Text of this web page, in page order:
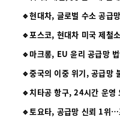
🔹현대차, 글로벌 수소 공급
🔹포스코, 현대차 미국 제철
🔹마크롱, EU 윤리 공급망
🔹중국의 이중 위기, 공급망
🔹치타공 항구, 24시간 운영
🔹토요타, 공급망 신뢰 1위…